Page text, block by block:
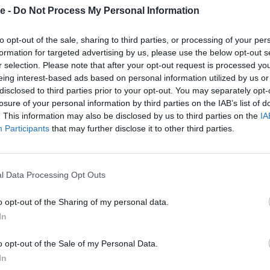
- Do Not Process My Personal Information
opt-out of the sale, sharing to third parties, or processing of your
for targeted advertising by us, please use the below opt-out
selection. Please note that after your opt-out request is processed
interest-based ads based on personal information utilized by us
to third parties prior to your opt-out. You may separately
of your personal information by third parties on the IAB’s list of
This information may also be disclosed by us to third parties on the
Participants that may further disclose it to other third parties.
Data Processing Opt Outs
opt-out of the Sharing of my personal data.
opt-out of the Sale of my Personal Data.
προσπαθώντας. Παρά τα πάντα που έχετε
#fyp#viral♬ πρωτότυπος ήχος